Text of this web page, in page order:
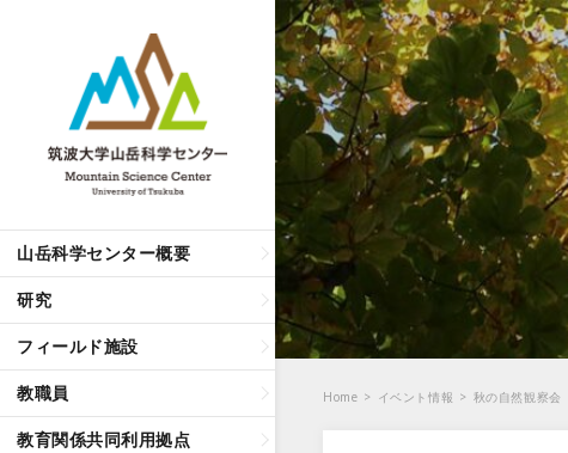
山岳科学センター概要
研究
フィールド施設
教職員
教育関係共同利用拠点
Home > イベント情報 > 秋の自然観察